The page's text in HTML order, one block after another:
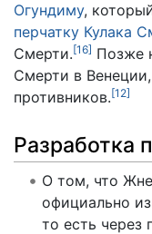
Огундиму,
перчатку Кулака
Смерти.[16] Позже
Смерти в
противников.[12]
Разработка
О том, что
официально
то есть через